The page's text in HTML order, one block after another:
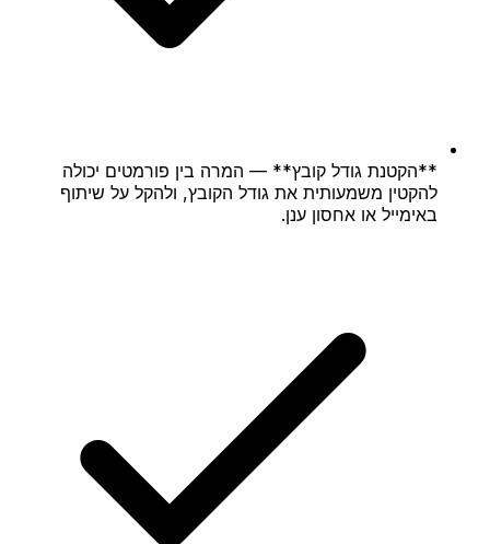
**הקטנת גודל קובץ** — המרה בין פורמטים יכולה
להקטין משמעותית את גודל הקובץ, ולהקל על שיתוף
באימייל או אחסון ענן.